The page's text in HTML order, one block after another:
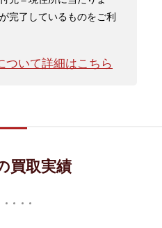
完了しているものをご利
ついて詳細はこちら
買取実績